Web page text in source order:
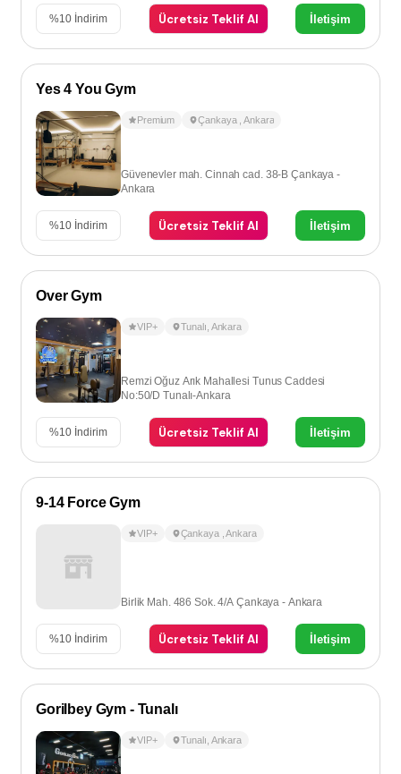
%10 İndirim Ücretsiz Teklif Al İletişim
Yes 4 You Gym
Premium Çankaya ,Ankara
Güvenevler mah. Cinnah cad. 38-B Çankaya -
Ankara
%10 İndirim Ücretsiz Teklif Al İletişim
Over Gym
VIP+ Tunalı Ankara
Remzi Oğuz Arık Mahallesi Tunus Caddesi
No:50/D Tunalı-Ankara
%10 İndirim Ücretsiz Teklif Al İletişim
9-14 Force Gym
VIP+ Çankaya ,Ankara
Birlik Mah. 486 Sok. 4/A Çankaya - Ankara
%10 İndirim Ücretsiz Teklif Al İletişim
Gorilbey Gym - Tunalı
VIP+ Tunalı Ankara